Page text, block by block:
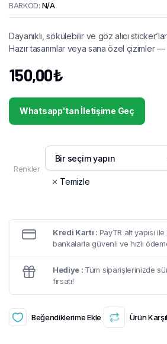
BARKOD: N/A
Dayanıklı, sökülebilir ve göz alıcı
Hazır tasarımlar veya sana özel çizimler
150,00₺
Whatsapp'tan İletişime Geç
Renkler
Temizle
Kredi Kartı : PayTR alt yapısı
bankalarla güvenli ve hızlı
Hediye : Tüm siparişlerinizde
fırsatı!
Beğendiklerime Ekle Ürün